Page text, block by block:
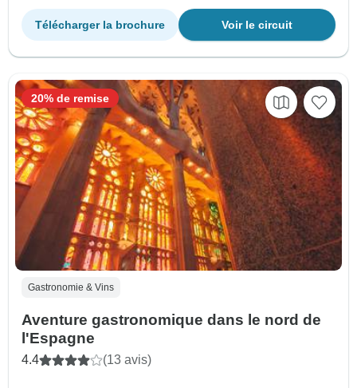
Voir le circuit
Télécharger la brochure
Gastronomie & Vins
Aventure gastronomique dans le nord de
l'Espagne
4.4 (13 avis)
20% de remise